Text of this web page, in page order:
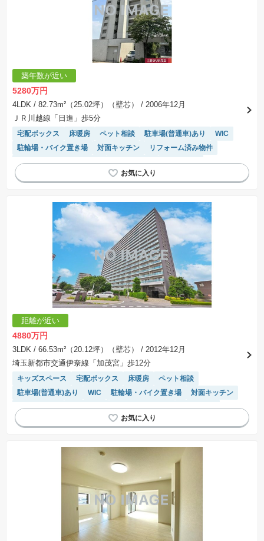
築年数が近い
5280万円
4LDK / 82.73m²（25.02坪）（壁芯）
/ 2006年12月
ＪＲ川越線「日進」歩5分
宅配ボックス 床暖房 ペット相談 駐車場(普通車)あり
WIC
駐輪場・バイク置き場
対面キッチン
リフォーム済み物件
モニター付きインターホン
温水洗浄便座
陽当り良好
システムキッチン
浴室乾燥機 エレベーター
距離が近い
4880万円
3LDK / 66.53m²（20.12坪）（壁芯）
/ 2012年12月
埼玉新都市交通伊奈線「加茂宮」歩12分
キッズスペース 宅配ボックス 床暖房
ペット相談
駐車場(普通車)あり
WIC 駐輪場・バイク置き場
対面キッチン
温水洗浄便座
陽当り良好 システムキッチン
浴室乾燥機
エレベーター